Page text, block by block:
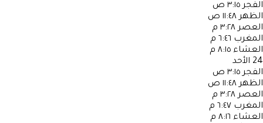
الفجر ٣:١٥ ص
الظهر ١١:٤٨ ص
العصر ٣:٢٨ م
المغرب ٦:٤٦ م
العشاء ٨:١٥ م
24 الأحد
الفجر ٣:١٥ ص
الظهر ١١:٤٨ ص
العصر ٣:٢٨ م
المغرب ٦:٤٧ م
العشاء ٨:١٦ م